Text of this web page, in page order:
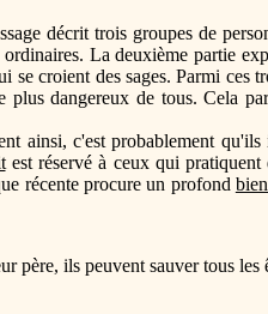
décrit trois groupes de
La deuxième partie
se croient des sages. Parmi ces
dangereux de tous. Cela
ainsi, c'est probablement
est réservé à ceux qui
récente procure un profond
père, ils peuvent sauver tous les